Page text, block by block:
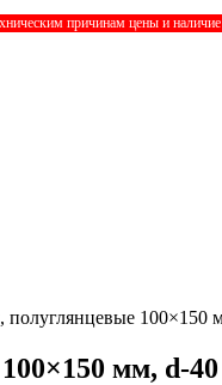
причинам цены и
полуглянцевые 100×150
мм, d-